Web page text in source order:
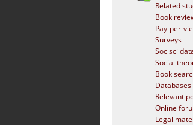
Related
Book
Pay-per-
Surveys
Soc sci
Social
Book
Databases
Relevant
Online
Legal